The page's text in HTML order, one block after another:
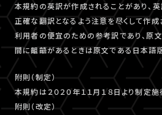
本規約の英訳が作成されることがあり、
正確な翻訳となるよう注意を尽くして作成
利用者の便宜のための参考訳であり、原
間に齟齬があるときは原文である日本語
附則（制定）
本規約は２０２０年１１月１８日より制定施
附則（改定）